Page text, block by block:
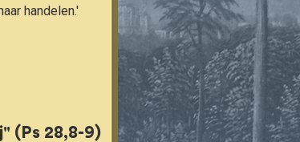
handelen.'
(Ps 28,8-9)